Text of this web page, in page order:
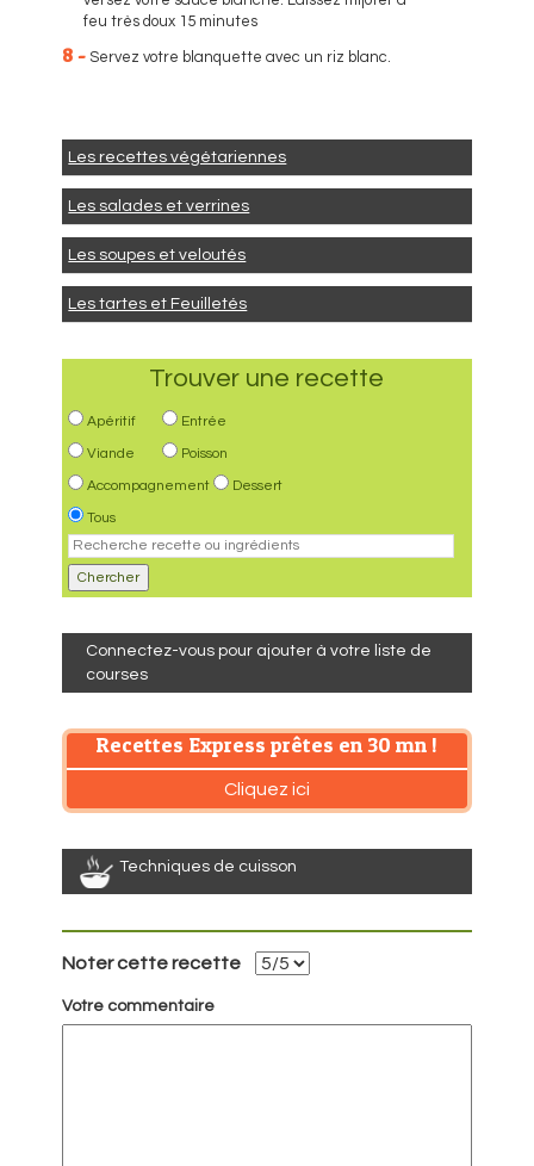
feu très doux 15 minutes
8 - Servez votre blanquette avec un riz blanc.
Les recettes végétariennes
Les salades et verrines
Les soupes et veloutés
Les tartes et Feuilletés
Trouver une recette
Apéritif Entrée
Viande Poisson
Accompagnement Dessert
Tous
Connectez-vous pour ajouter à votre liste de
courses
Recettes Express prêtes en 30 mn !
Cliquez ici
Techniques de cuisson
Noter cette recette
Votre commentaire